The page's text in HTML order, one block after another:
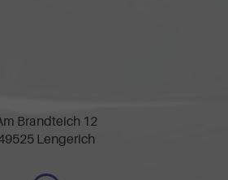
Brandteich 12
Lengerich